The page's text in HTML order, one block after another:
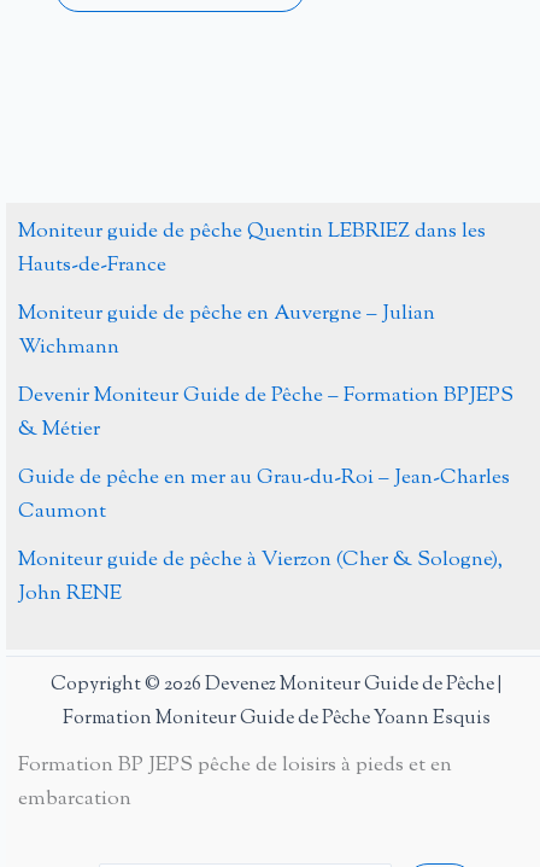
Moniteur guide de pêche Quentin LEBRIEZ dans les
Hauts-de-France
Moniteur guide de pêche en Auvergne – Julian
Wichmann
Devenir Moniteur Guide de Pêche – Formation BPJEPS
& Métier
Guide de pêche en mer au Grau-du-Roi – Jean-Charles
Caumont
Moniteur guide de pêche à Vierzon (Cher & Sologne),
John RENE
Copyright © 2026 Devenez Moniteur Guide de Pêche |
Formation Moniteur Guide de Pêche Yoann Esquis
Formation BP JEPS pêche de loisirs à pieds et en
embarcation